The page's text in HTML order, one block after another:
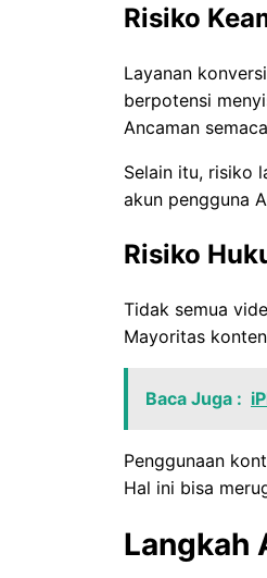
Risiko
Layanan
berpotensi
Ancaman
Selain itu, risiko
akun pengguna
Risiko
Tidak semua
Mayoritas
Baca Juga :
Penggunaan
Hal ini bisa
Langkah